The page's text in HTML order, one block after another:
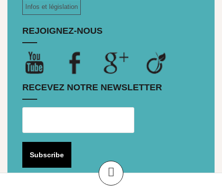
Infos et législation
REJOIGNEZ-NOUS
RECEVEZ NOTRE NEWSLETTER